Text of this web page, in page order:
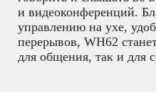
и видеоконференций.
управлению на ухе,
перерывов, WH62
для общения, так и для